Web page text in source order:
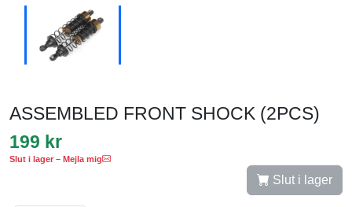
ASSEMBLED FRONT SHOCK (2PCS)
199 kr
Slut i lager – Mejla mig
Slut i lager